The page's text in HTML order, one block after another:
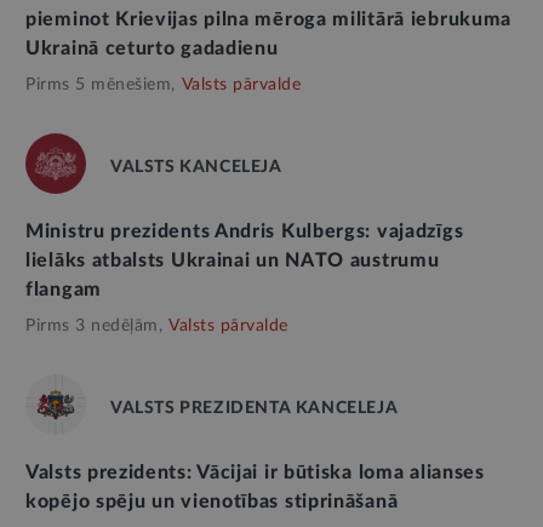
pieminot Krievijas pilna mēroga militārā iebrukuma
Ukrainā ceturto gadadienu
Pirms 5 mēnešiem, Valsts pārvalde
VALSTS KANCELEJA
Ministru prezidents Andris Kulbergs: vajadzīgs
lielāks atbalsts Ukrainai un NATO austrumu
flangam
Pirms 3 nedēļām, Valsts pārvalde
VALSTS PREZIDENTA KANCELEJA
Valsts prezidents: Vācijai ir būtiska loma alianses
kopējo spēju un vienotības stiprināšanā